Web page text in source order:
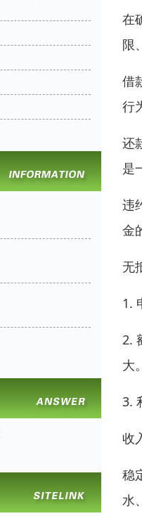
在
限
借
行
还
是
违
金
无
1.
2.
大
3.
收
稳
水